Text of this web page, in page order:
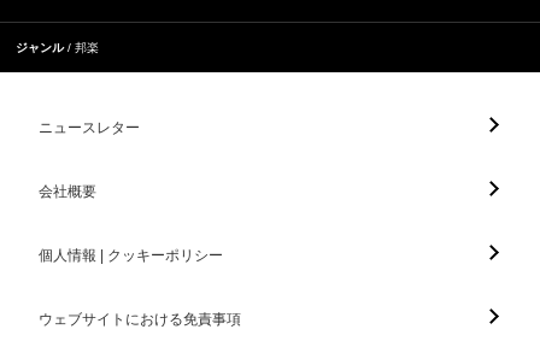
ジャンル 邦楽
ニュースレター
会社概要
個人情報 | クッキーポリシー
ウェブサイトにおける免責事項